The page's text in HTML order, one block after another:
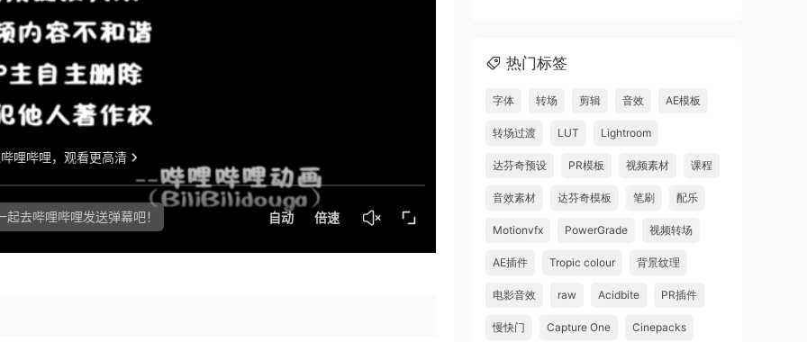
热门标签
字体 转场 剪辑 音效 AE模板
转场过渡 LUT Lightroom
达芬奇预设 PR模板 视频素材 课程
音效素材 达芬奇模板 笔刷 配乐
Motionvfx PowerGrade 视频转场
AE插件 Tropic colour 背景纹理
电影音效 raw Acidbite PR插件
慢快门 Capture One Cinepacks